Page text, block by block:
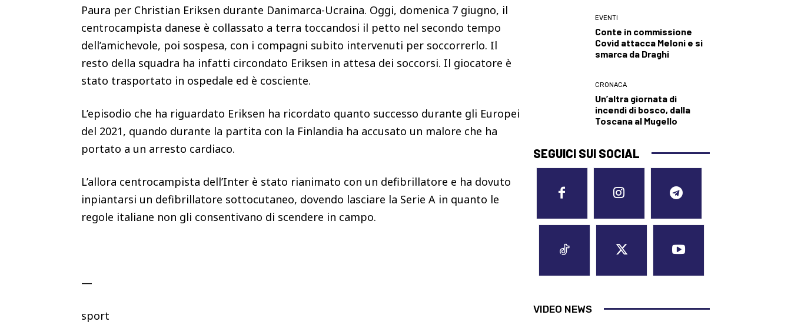
Paura per Christian Eriksen durante Danimarca-Ucraina. Oggi, domenica 7 giugno, il
centrocampista danese è collassato a terra toccandosi il petto nel secondo tempo
dell’amichevole, poi sospesa, con i compagni subito intervenuti per soccorrerlo. Il
resto della squadra ha infatti circondato Eriksen in attesa dei soccorsi. Il giocatore è
stato trasportato in ospedale ed è cosciente.
L’episodio che ha riguardato Eriksen ha ricordato quanto successo durante gli Europei
del 2021, quando durante la partita con la Finlandia ha accusato un malore che ha
portato a un arresto cardiaco.
L’allora centrocampista dell’Inter è stato rianimato con un defibrillatore e ha dovuto
inpiantarsi un defibrillatore sottocutaneo, dovendo lasciare la Serie A in quanto le
regole italiane non gli consentivano di scendere in campo.
—
sport
EVENTI
Conte in commissione
Covid attacca Meloni e si
smarca da Draghi
CRONACA
Un’altra giornata di
incendi di bosco, dalla
Toscana al Mugello
SEGUICI SUI SOCIAL
VIDEO NEWS